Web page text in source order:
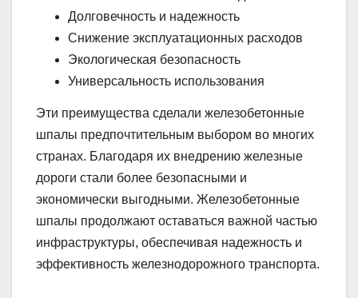
Долговечность и надежность
Снижение эксплуатационных расходов
Экологическая безопасность
Универсальность использования
Эти преимущества сделали железобетонные
шпалы предпочтительным выбором во многих
странах. Благодаря их внедрению железные
дороги стали более безопасными и
экономически выгодными. Железобетонные
шпалы продолжают оставаться важной частью
инфраструктуры, обеспечивая надежность и
эффективность железнодорожного транспорта.